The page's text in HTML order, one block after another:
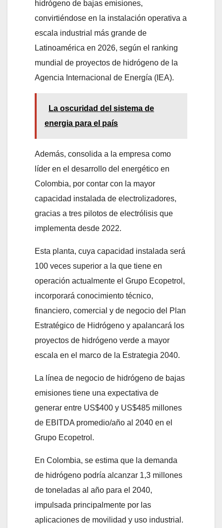
hidrógeno de bajas emisiones,
convirtiéndose en la instalación operativa a
escala industrial más grande de
Latinoamérica en 2026, según el ranking
mundial de proyectos de hidrógeno de la
Agencia Internacional de Energía (IEA).
La oscuridad del sistema de
energia para el país
Además, consolida a la empresa como
líder en el desarrollo del energético en
Colombia, por contar con la mayor
capacidad instalada de electrolizadores,
gracias a tres pilotos de electrólisis que
implementa desde 2022.
Esta planta, cuya capacidad instalada será
100 veces superior a la que tiene en
operación actualmente el Grupo Ecopetrol,
incorporará conocimiento técnico,
financiero, comercial y de negocio del Plan
Estratégico de Hidrógeno y apalancará los
proyectos de hidrógeno verde a mayor
escala en el marco de la Estrategia 2040.
La línea de negocio de hidrógeno de bajas
emisiones tiene una expectativa de
generar entre US$400 y US$485 millones
de EBITDA promedio/año al 2040 en el
Grupo Ecopetrol.
En Colombia, se estima que la demanda
de hidrógeno podría alcanzar 1,3 millones
de toneladas al año para el 2040,
impulsada principalmente por las
aplicaciones de movilidad y uso industrial.